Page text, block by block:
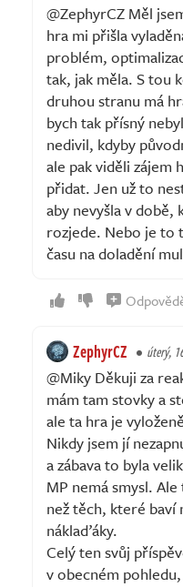
@ZephyrCZ Měl
hra mi přišla
problém,
tak, jak měla. S tou
druhou stranu má
bych tak přísný
nedivil, kdyby
ale pak viděli zájem
přidat. Jen už to
aby nevyšla v době,
rozjede. Nebo je to
času na doladění
ZephyrCZ úterý,
@Miky Děkuji za
mám tam stovky a
ale ta hra je
Nikdy jsem jí
a zábava to byla
MP nemá smysl.
než těch, které baví
náklaďáky.
Celý ten svůj
v obecném